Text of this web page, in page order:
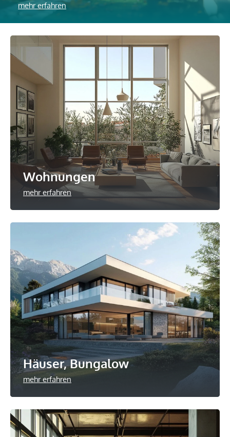
mehr erfahren
Wohnungen
mehr erfahren
Häuser, Bungalow
mehr erfahren